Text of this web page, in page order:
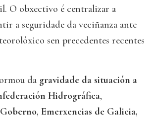
O obxectivo é centralizar a
a seguridade da veciñanza ante
sen precedentes recentes
da gravidade da situación a
Hidrográfica,
, Emerxencias de Galicia,